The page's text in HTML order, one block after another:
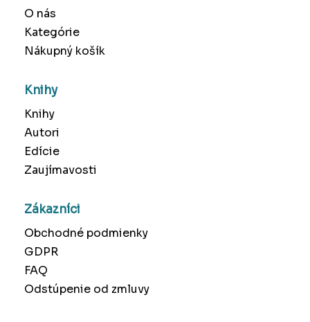
O nás
Kategórie
Nákupný košík
Knihy
Knihy
Autori
Edície
Zaujímavosti
Zákazníci
Obchodné podmienky
GDPR
FAQ
Odstúpenie od zmluvy